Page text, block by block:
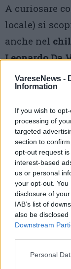
VareseNews -
Information
If you wish to
processing of
targeted
section to
opt-out request
interest-based
us or personal
your opt-out.
disclosure of
IAB’s list of
also be
Downstream
Personal
A curiosare
locale) si
anche nel
Leonardo Da
viale con
preservare.
dalle
scuole
“l’Ipsia”,
storico
esempio ha
decorato). E
storiche,
Novecento,
agli anni
Nel Parco
Gallarate